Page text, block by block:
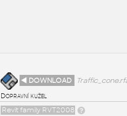
◄ DOWNLOAD
Dopravní kužel
Revit family RVT2008